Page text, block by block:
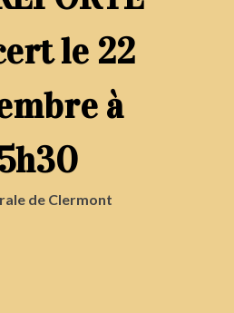
le 22
à
de Clermont